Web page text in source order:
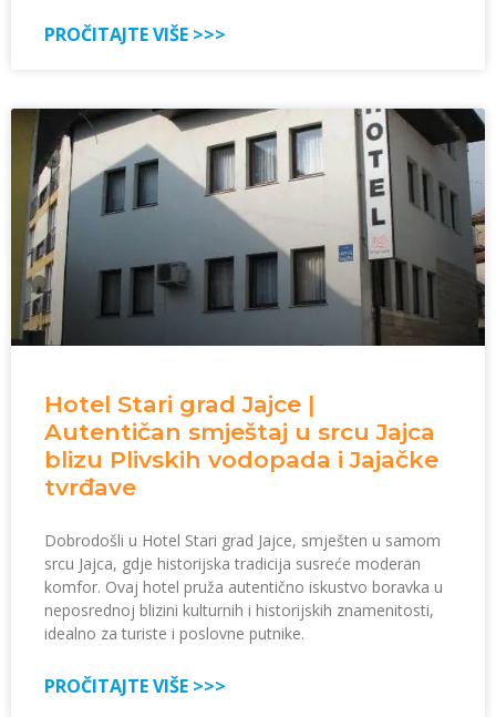
PROČITAJTE VIŠE >>>
Hotel Stari grad Jajce |
Autentičan smještaj u srcu Jajca
blizu Plivskih vodopada i Jajačke
tvrđave
Dobrodošli u Hotel Stari grad Jajce, smješten u samom
srcu Jajca, gdje historijska tradicija susreće moderan
komfor. Ovaj hotel pruža autentično iskustvo boravka u
neposrednoj blizini kulturnih i historijskih znamenitosti,
idealno za turiste i poslovne putnike.
PROČITAJTE VIŠE >>>